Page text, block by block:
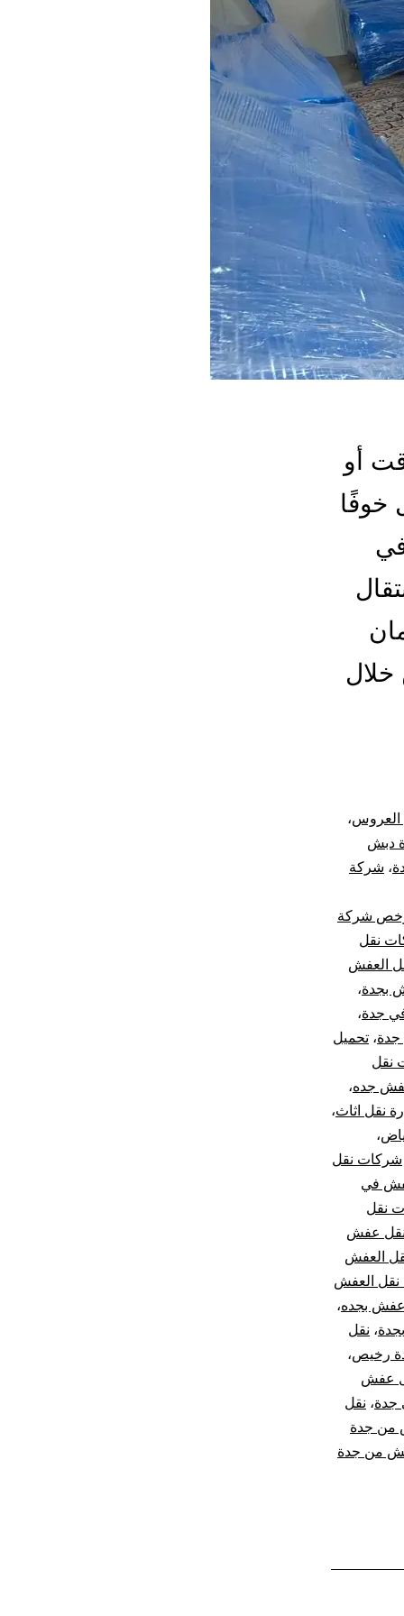
أو
خوفًا
في
العروس،
دبش
، شركة
شركة
نقل
العفش
بجدة،
جدة،
، تحميل
نقل
جده،
نقل اثاث،
،
شركات نقل
في
نقل
عفش
العفش
العفش
بجده،
، نقل
رخيص،
عفش
جدة، نقل
من جدة
من جدة